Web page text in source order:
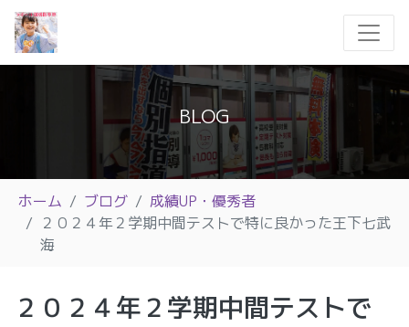
BLOG
ホーム ブログ
成績UP・優秀者
２０２４年２学期中間テストで特に良かった王下七武
海
２０２４年２学期中間テストで